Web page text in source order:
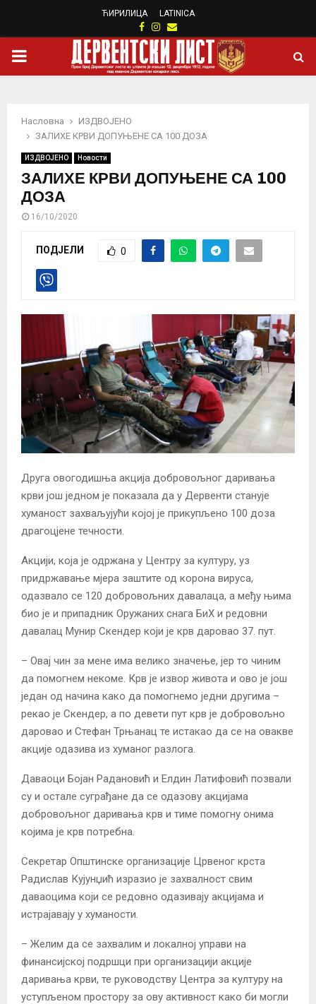
ЋИРИЛИЦА LATINICA
Facebook
Instagram
Email
PRIMARY
Насловна
ИЗДВОЈЕНО
ЗАЛИХЕ КРВИ ДОПУЊЕНЕ СА 100 ДОЗА
ИЗДВОЈЕНО Новости
ЗАЛИХЕ КРВИ ДОПУЊЕНЕ СА 100
ДОЗА
16/10/2020
ПОДЈЕЛИ 0
Друга овогодишња акција добровољног даривања
крви још једном је показала да у Дервенти станује
хуманост захваљујући којој је прикупљено 100 доза
драгоцјене течности.
Акцији, која је одржана у Центру за културу, уз
придржавање мјера заштите од корона вируса,
одазвало се 120 добровољних давалаца, а међу њима
био је и припадник Оружаних снага БиХ и редовни
давалац Мунир Скендер који је крв даровао 37. пут.
– Овај чин за мене има велико значење, јер то чиним
да помогнем некоме. Крв је извор живота и ово је још
један од начина како да помогнемо једни другима –
рекао је Скендер, а по девети пут крв је добровољно
даровао и Стефан Трњанац те истакао да се на овакве
акције одазива из хуманог разлога.
Даваоци Бојан Радановић и Елдин Латифовић позвали
су и остале суграђане да се одазову акцијама
добровољног даривања крв и тиме помогну онима
којима је крв потребна.
Секретар Општинске организације Црвеног крста
Радислав Кујунџић изразио је захвалност свим
даваоцима који се редовно одазивају акцијама и
истрајавају у хуманости.
– Желим да се захвалим и локалној управи на
финансијској подршци при организацији акције
даривања крви, те руководству Центра за културу на
уступљеном простору за ову активност како би могли